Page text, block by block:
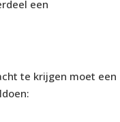
een
te krijgen moet een